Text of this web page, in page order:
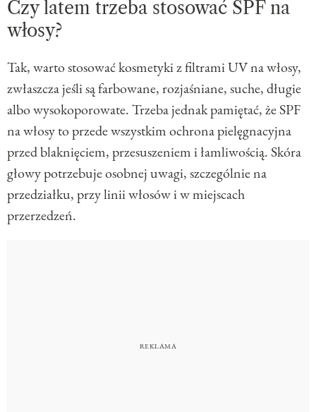
Czy latem trzeba stosować SPF na
włosy?
Tak, warto stosować kosmetyki z filtrami UV na włosy,
zwłaszcza jeśli są farbowane, rozjaśniane, suche, długie
albo wysokoporowate. Trzeba jednak pamiętać, że SPF
na włosy to przede wszystkim ochrona pielęgnacyjna
przed blaknięciem, przesuszeniem i łamliwością. Skóra
głowy potrzebuje osobnej uwagi, szczególnie na
przedziałku, przy linii włosów i w miejscach
przerzedzeń.